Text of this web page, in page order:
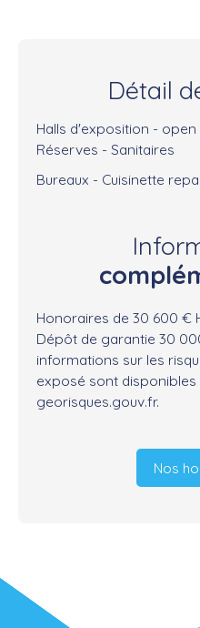
Détail
Halls d'exposition -
Réserves - Sanitaires
Bureaux - Cuisinette
Honoraires de 30 600 €
Dépôt de garantie 30
informations sur les
exposé sont disponibles
georisques.gouv.fr.
Nos